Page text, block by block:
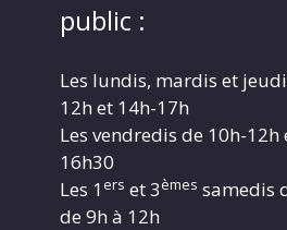
public :
Les lundis, mardis et
12h et 14h-17h
Les vendredis de 10h-12h
16h30
Les 1 ers et 3èmes samedis
de 9h à 12h